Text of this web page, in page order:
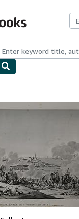
Browse Collections